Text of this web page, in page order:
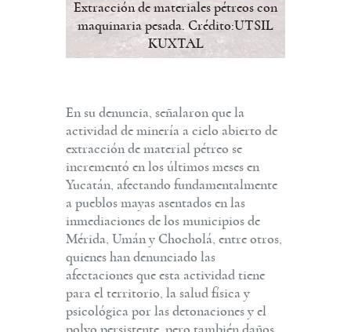
Extracción de materiales pétreos con
maquinaria pesada. Crédito:UTSIL
KUXTAL
En su denuncia, señalaron que la
actividad de minería a cielo abierto de
extracción de material pétreo se
incrementó en los últimos meses en
Yucatán, afectando fundamentalmente
a pueblos mayas asentados en las
inmediaciones de los municipios de
Mérida, Umán y Chocholá, entre otros,
quienes han denunciado las
afectaciones que esta actividad tiene
para el territorio, la salud física y
psicológica por las detonaciones y el